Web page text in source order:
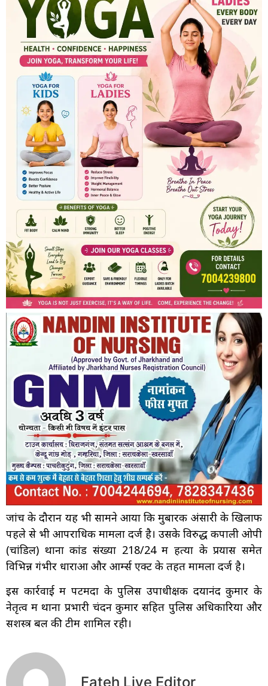
जांच के दौरान यह भी सामने आया कि मुबारक अंसारी के खिलाफ
पहले से भी आपराधिक मामला दर्ज है। उसके विरुद्ध कपाली ओपी
(चांडिल) थाना कांड संख्या 218/24 में हत्या के प्रयास समेत
विभिन्न गंभीर धाराओं और आर्म्स एक्ट के तहत मामला दर्ज है।
इस कार्रवाई में पटमदा के पुलिस उपाधीक्षक दयानंद कुमार के
नेतृत्व में थाना प्रभारी चंदन कुमार सहित पुलिस अधिकारियों और
सशस्त्र बल की टीम शामिल रही।
Fateh Live Editor